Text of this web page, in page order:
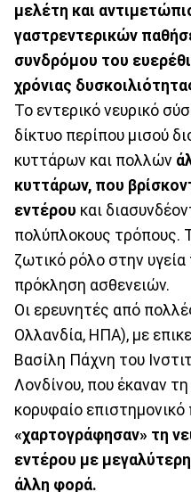
μελέτη και
γαστρεντερικών
συνδρόμου του
χρόνιας
Το εντερικό νευρικό
δίκτυο περίπου μισού
κυττάρων και πολλών
κυττάρων, που
εντέρου και
πολύπλοκους τρόπους.
ζωτικό ρόλο στην
πρόκληση ασθενειών.
Οι ερευνητές από
Ολλανδία, ΗΠΑ), με
Βασίλη Πάχνη του
Λονδίνου, που έκαναν
κορυφαίο επιστημονικό
«χαρτογράφησαν» τη
εντέρου με
άλλη φορά.